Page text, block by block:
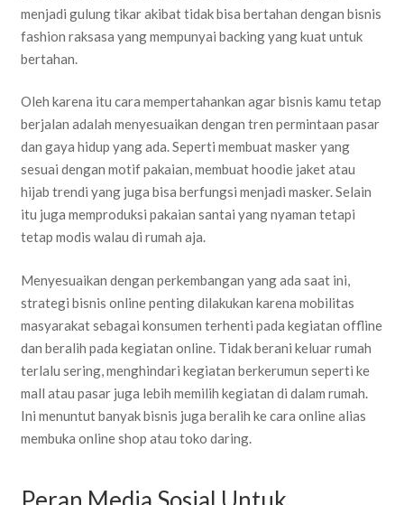
menjadi gulung tikar akibat tidak bisa bertahan dengan bisnis
fashion raksasa yang mempunyai backing yang kuat untuk
bertahan.
Oleh karena itu cara mempertahankan agar bisnis kamu tetap
berjalan adalah menyesuaikan dengan tren permintaan pasar
dan gaya hidup yang ada. Seperti membuat masker yang
sesuai dengan motif pakaian, membuat hoodie jaket atau
hijab trendi yang juga bisa berfungsi menjadi masker. Selain
itu juga memproduksi pakaian santai yang nyaman tetapi
tetap modis walau di rumah aja.
Menyesuaikan dengan perkembangan yang ada saat ini,
strategi bisnis online penting dilakukan karena mobilitas
masyarakat sebagai konsumen terhenti pada kegiatan offline
dan beralih pada kegiatan online. Tidak berani keluar rumah
terlalu sering, menghindari kegiatan berkerumun seperti ke
mall atau pasar juga lebih memilih kegiatan di dalam rumah.
Ini menuntut banyak bisnis juga beralih ke cara online alias
membuka online shop atau toko daring.